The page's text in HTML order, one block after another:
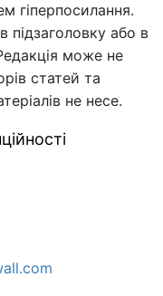
гіперпосилання.
підзаголовку або в
може не
статей та
не несе.